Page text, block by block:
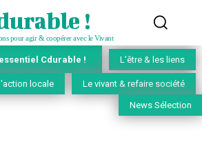
!
pour agir & coopérer avec le Vivant
Cdurable ! L'être & les liens
locale Le vivant & refaire société
News Sélection